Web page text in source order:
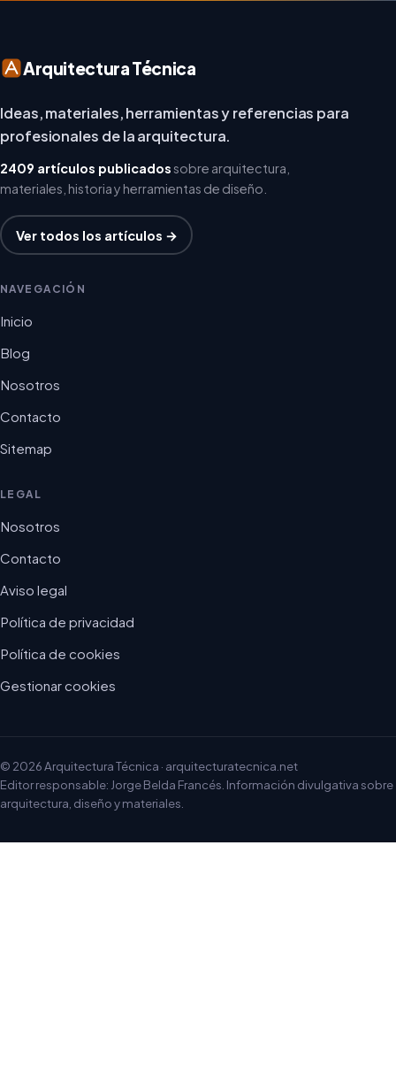
Arquitectura Técnica
Ideas, materiales, herramientas y referencias para
profesionales de la arquitectura.
2409 artículos publicadossobre arquitectura,
materiales, historia y herramientas de diseño.
Ver todos los artículos →
NAVEGACIÓN
Inicio
Blog
Nosotros
Contacto
Sitemap
LEGAL
Nosotros
Contacto
Aviso legal
Política de privacidad
Política de cookies
Gestionar cookies
© 2026 Arquitectura Técnica · arquitecturatecnica.net
Editor responsable: Jorge Belda Francés. Información divulgativa sobre
arquitectura, diseño y materiales.